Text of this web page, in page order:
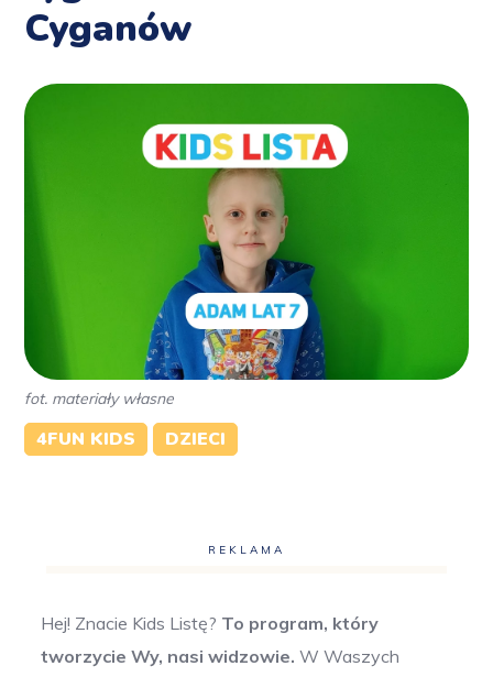
Cyganów
fot. materiały własne
4FUN KIDS DZIECI
REKLAMA
Hej! Znacie Kids Listę? To program, który
tworzycie Wy, nasi widzowie.W Waszych